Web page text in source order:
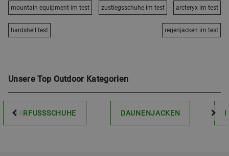
mountain equipment im test zustiegsschuhe im test arcteryx im test
hardshell test regenjacken im test
Unsere Top Outdoor Kategorien
BARFUSSSCHUHE DAUNENJACKEN